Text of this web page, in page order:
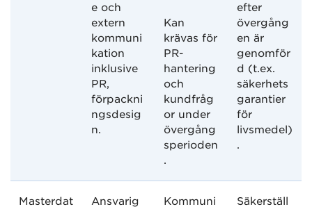
e och
extern
kommuni
kation
inklusive
PR,
förpackni
ngsdesig
n.
Kan
krävas för
PR-
hantering
och
kundfråg
or under
övergång
sperioden
.
efter
övergång
en är
genomför
d (t.ex.
säkerhets
garantier
för
livsmedel)
.
Masterdat
Ansvarig
Kommuni
Säkerställ